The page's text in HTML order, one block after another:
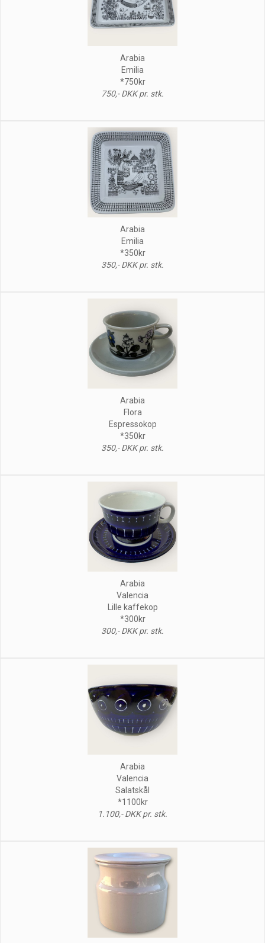
Arabia
Emilia
*750kr
750,- DKK pr. stk.
Arabia
Emilia
*350kr
350,- DKK pr. stk.
Arabia
Flora
Espressokop
*350kr
350,- DKK pr. stk.
Arabia
Valencia
Lille kaffekop
*300kr
300,- DKK pr. stk.
Arabia
Valencia
Salatskål
*1100kr
1.100,- DKK pr. stk.